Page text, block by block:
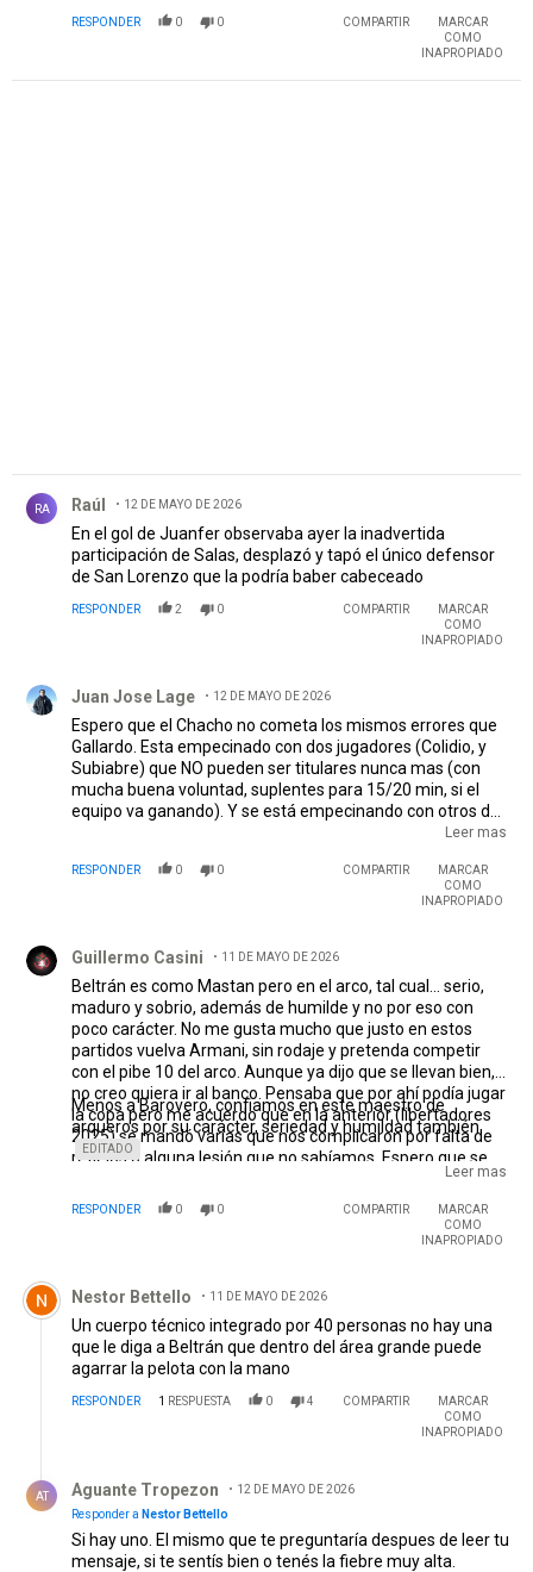
RESPONDER 0 0 COMPARTIR
MARCAR
COMO
INAPROPIADO
RA Raúl 12 DE MAYO DE 2026
En el gol de Juanfer observaba ayer la inadvertida
participación de Salas, desplazó y tapó el único defensor
de San Lorenzo que la podría baber cabeceado
RESPONDER 2 0 COMPARTIR
MARCAR
COMO
INAPROPIADO
Juan Jose Lage 12 DE MAYO DE 2026
Espero que el Chacho no cometa los mismos errores que
Gallardo. Esta empecinado con dos jugadores (Colidio, y
Subiabre) que NO pueden ser titulares nunca mas (con
mucha buena voluntad, suplentes para 15/20 min, si el
equipo va ganando). Y se está empecinando con otros dos
paquetes (Bustos, y Meza- el mayor) que con suerte están
Castaño no puede ser ni aguatero. Y lo que MAS espero,
es que no cometa el HORROR de volver a poner a Armani
es INTOCABLE ( incluso mi suplente, sería Centurión ).
Leer mas
RESPONDER 0 0 COMPARTIR
MARCAR
COMO
INAPROPIADO
Guillermo Casini 11 DE MAYO DE 2026
Beltrán es como Mastan pero en el arco, tal cual... serio,
maduro y sobrio, además de humilde y no por eso con
poco carácter. No me gusta mucho que justo en estos
partidos vuelva Armani, sin rodaje y pretenda competir
con el pibe 10 del arco. Aunque ya dijo que se llevan bien,
no creo quiera ir al banco. Pensaba que por ahí podía jugar
la copa pero me acuerdo que en la anterior (libertadores
2025) se mandó varias que nos complicaron por falta de
reflejos o alguna lesión que no sabíamos. Espero que se
retire y deje su imagen allá arriba Franco, como el gran
arquero de Madrid y tantos otros campeonatos. AHORA
ES TIEMPO DE SANTI, UN GIGANTE QUE SORPRENDIÓ A
Menos a Barovero, confiamos en este maestro de
arqueros por su carácter, seriedad y humildad también.
EDITADO
Leer mas
RESPONDER 0 0 COMPARTIR
MARCAR
COMO
INAPROPIADO
Comentario de Nestor Bettello.
Nestor Bettello 11 DE MAYO DE 2026
Un cuerpo técnico integrado por 40 personas no hay una
que le diga a Beltrán que dentro del área grande puede
agarrar la pelota con la mano
RESPONDER 1 RESPUESTA 0 4 COMPARTIR
MARCAR
COMO
INAPROPIADO
AT Aguante Tropezon
12 DE MAYO DE 2026
Responder a Nestor Bettello
Si hay uno. El mismo que te preguntaría despues de leer tu
mensaje, si te sentís bien o tenés la fiebre muy alta.